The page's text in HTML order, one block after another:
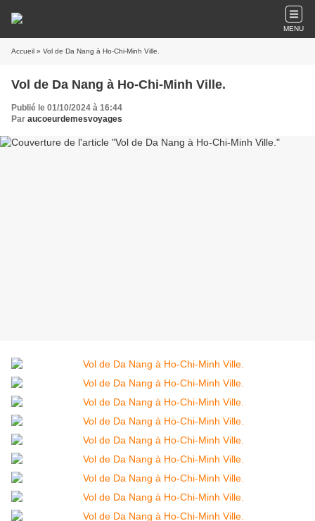
MENU
Accueil » Vol de Da Nang à Ho-Chi-Minh Ville.
Vol de Da Nang à Ho-Chi-Minh Ville.
Publié le 01/10/2024 à 16:44
Par aucoeurdemesvoyages